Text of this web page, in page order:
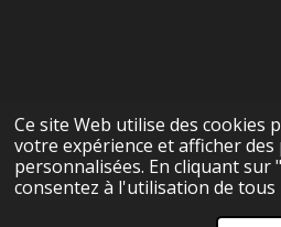
Ce site Web utilise des cookies
votre expérience et afficher des
personnalisées. En cliquant sur
consentez à l'utilisation de tous